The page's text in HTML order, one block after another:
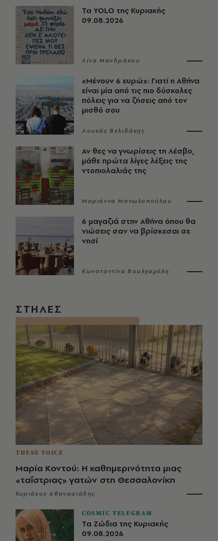
Τα YOLO της Κυριακής
09.08.2026
Λίνα Μανδράκου
«Μένουν 6 ευρώ»: Γιατί η Αθήνα
είναι μία από τις πιο δύσκολες
πόλεις για να ζήσεις από τον
μισθό σου
Λουκάς Βελιδάκης
Αν θες να γνωρίσεις τη Λέσβο,
μάθε πρώτα λίγες λέξεις της
ντοπιολαλιάς της
Μαριάννα Μανωλοπούλου
6 μαγαζιά στην Αθήνα όπου θα
νιώσεις σαν να βρίσκεσαι σε
νησί
Κωνσταντίνα Βουλγαρέλη
ΣΤΗΛΕΣ
THESS VOICE
Μαρία Κοντού: Η καθημερινότητα μιας
«ταΐστριας» γατών στη Θεσσαλονίκη
Κυριάκος Αθανασιάδης
COSMIC TELEGRAM
Τα Ζώδια της Κυριακής
09.08.2026